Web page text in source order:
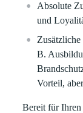
Absolute
und
B.
Vorteil,
Bereit für Ihren